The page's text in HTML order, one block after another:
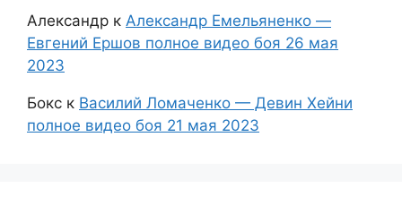
Александр к Александр Емельяненко —
Евгений Ершов полное видео боя 26 мая
2023
Бокс к Василий Ломаченко — Девин Хейни
полное видео боя 21 мая 2023